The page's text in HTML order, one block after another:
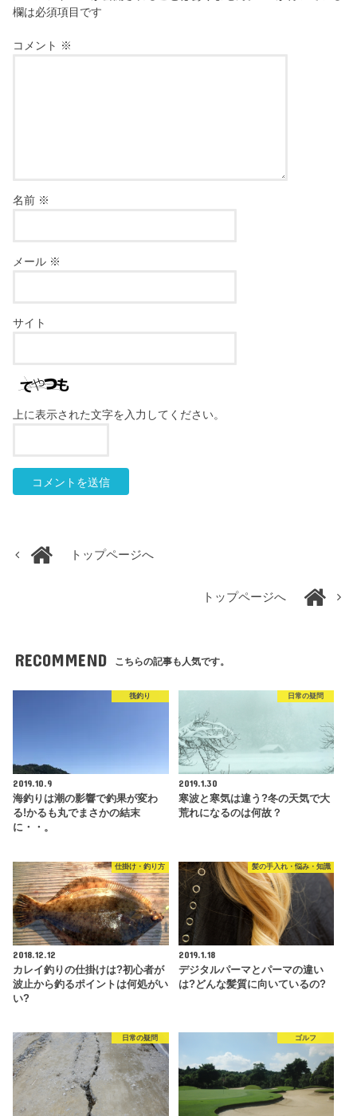
欄は必須項目です
コメント ※
名前 ※
メール ※
サイト
上に表示された文字を入力してください。
トップページへ
トップページへ
RECOMMEND こちらの記事も人気です。
筏釣り
2019.10.9
海釣りは潮の影響で釣果が変わ
る!かるも丸でまさかの結末
に・・。
日常の疑問
2019.1.30
寒波と寒気は違う?冬の天気で大
荒れになるのは何故？
仕掛け・釣り方
2018.12.12
カレイ釣りの仕掛けは?初心者が
波止から釣るポイントは何処がい
い?
髪の手入れ・悩み・知識
2019.1.18
デジタルパーマとパーマの違い
は?どんな髪質に向いているの?
日常の疑問 ゴルフ